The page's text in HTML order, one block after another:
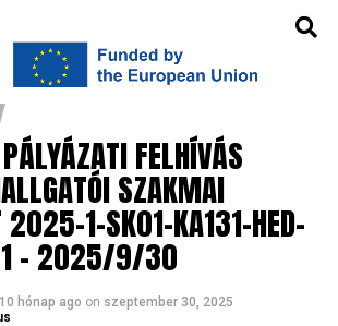
FELHÍVÁS
SZAKMAI
2025-1-SK01-KA131-HED-
– 2025/9/30
10 hónap ago on szeptember 30, 2025